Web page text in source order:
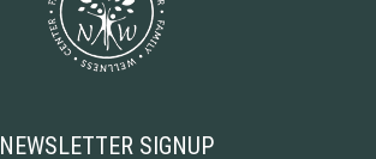
NEWSLETTER SIGNUP